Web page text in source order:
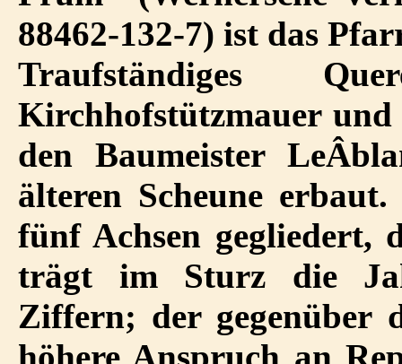
88462-132-7) ist das
Traufständiges
Kirchhofstützmauer
den Baumeister
älteren Scheune
fünf Achsen gegliedert,
trägt im Sturz die
Ziffern; der gegenüber
höhere Anspruch an